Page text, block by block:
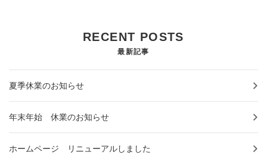
RECENT POSTS
最新記事
夏季休業のお知らせ
年末年始 休業のお知らせ
ホームページ リニューアルしました